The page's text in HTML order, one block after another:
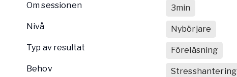
Om sessionen
3min
nivå
Nybörjare
Typ av resultat
Föreläsning
Behov
Stresshantering